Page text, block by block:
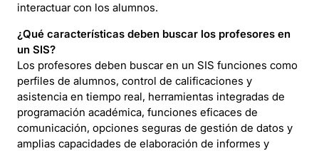
interactuar con los alumnos.
¿Qué características deben buscar los profesores en
un SIS?
Los profesores deben buscar en un SIS funciones como
perfiles de alumnos, control de calificaciones y
asistencia en tiempo real, herramientas integradas de
programación académica, funciones eficaces de
comunicación, opciones seguras de gestión de datos y
amplias capacidades de elaboración de informes y